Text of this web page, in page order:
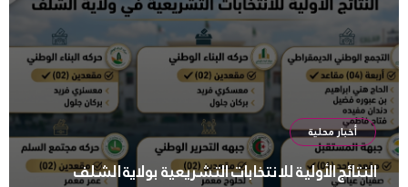
أخبار محلية
النتائج الأولية للانتخابات التشريعية بولاية الشلف